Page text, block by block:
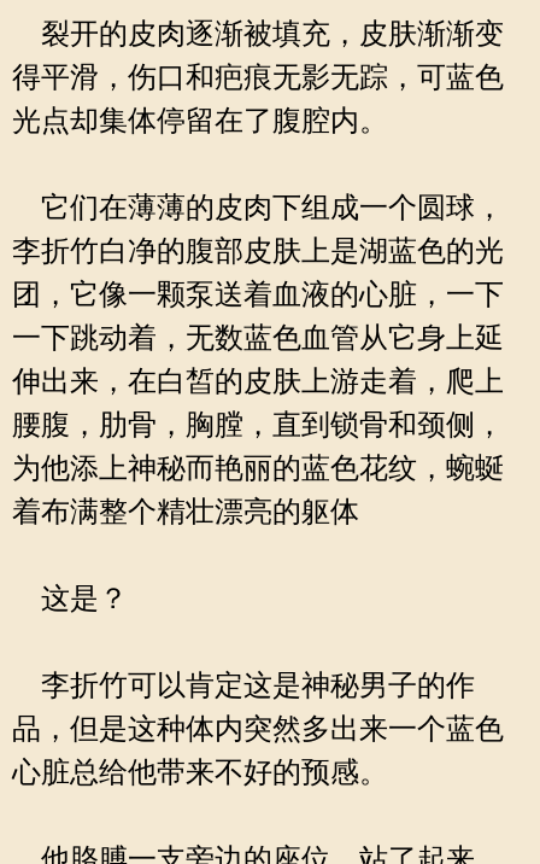
裂开的皮肉逐渐被填充，皮肤渐渐变
得平滑，伤口和疤痕无影无踪，可蓝色
光点却集体停留在了腹腔内。
它们在薄薄的皮肉下组成一个圆球，
李折竹白净的腹部皮肤上是湖蓝色的光
团，它像一颗泵送着血液的心脏，一下
一下跳动着，无数蓝色血管从它身上延
伸出来，在白皙的皮肤上游走着，爬上
腰腹，肋骨，胸膛，直到锁骨和颈侧，
为他添上神秘而艳丽的蓝色花纹，蜿蜒
着布满整个精壮漂亮的躯体
这是？
李折竹可以肯定这是神秘男子的作
品，但是这种体内突然多出来一个蓝色
心脏总给他带来不好的预感。